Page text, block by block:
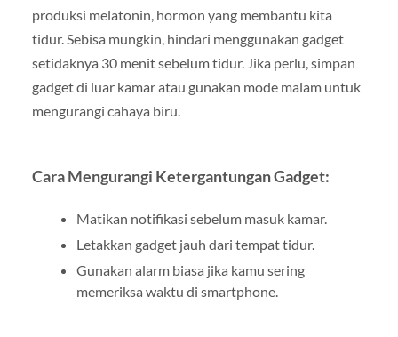
produksi melatonin, hormon yang membantu kita
tidur. Sebisa mungkin, hindari menggunakan gadget
setidaknya 30 menit sebelum tidur. Jika perlu, simpan
gadget di luar kamar atau gunakan mode malam untuk
mengurangi cahaya biru.
Cara Mengurangi Ketergantungan Gadget:
Matikan notifikasi sebelum masuk kamar.
Letakkan gadget jauh dari tempat tidur.
Gunakan alarm biasa jika kamu sering
memeriksa waktu di smartphone.